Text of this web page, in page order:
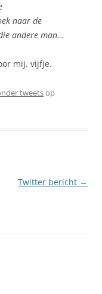
naar de
andere man…
mij. vijfje.
tweetsop
Twitter bericht →